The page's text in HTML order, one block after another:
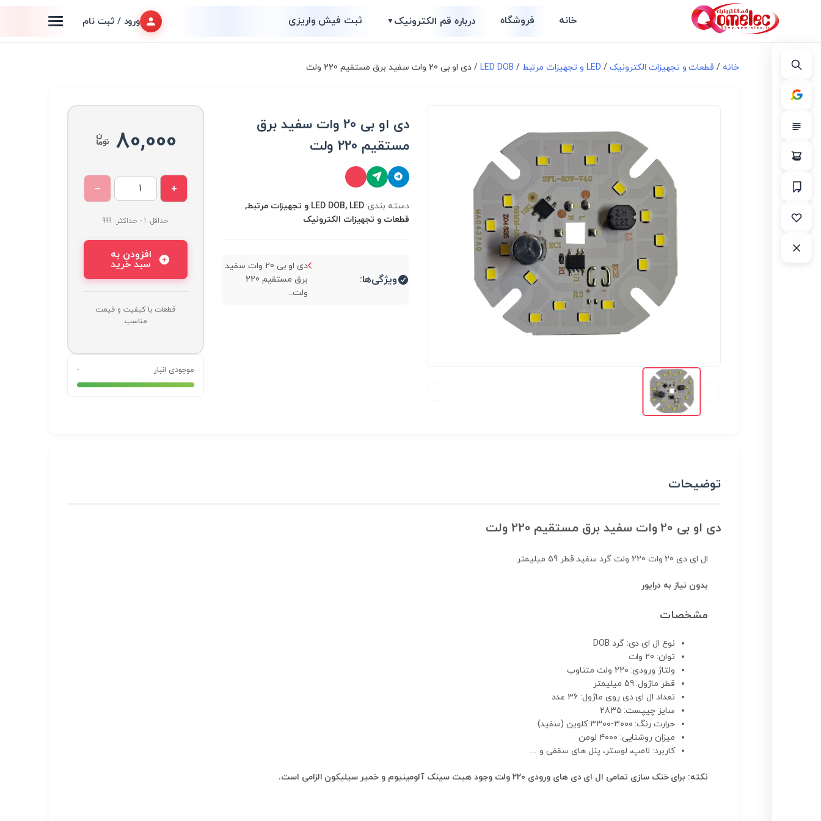
خانه فروشگاه درباره قم الکترونیک▼ ثبت فیش واریزی ورود / ثبت نام
خانه / قطعات و تجهیزات الکترونیک / LED و تجهیزات مرتبط /
LED DOB/ دی او بی 20 وات سفید برق مستقیم 220 ولت
دی او بی 20 وات سفید برق
مستقیم 220 ولت
دسته بندی:
LED DOB, LED و تجهیزات مرتبط,
قطعات و تجهیزات الکترونیک
ویژگی‌ها:
دی او بی 20 وات سفید
برق مستقیم 220
ولت...
80,000
+
−
حداقل: 1 - حداکثر: 999
افزودن به
سبد خرید
قطعات با کیفیت و قیمت
مناسب
موجودی انبار -
توضیحات
دی او بی 20 وات سفید برق مستقیم 220 ولت
ال ای دی 20 وات 220 ولت گرد سفید قطر 59 میلیمتر
بدون نیاز به درایور
مشخصات
نوع ال ای دی: گرد DOB
توان: 20 وات
ولتاژ ورودی: ۲۲۰ ولت متناوب
قطر ماژول: 59 میلیمتر
تعداد ال ای دی روی ماژول: ۳۶ عدد
سایز چیپست: ۲۸۳۵
حرارت رنگ: ۳۰۰۰-۳۳۰۰ کلوین (سفید)
میزان روشنایی: ۴۰۰۰ لومن
کاربرد: لامپ، لوستر، پنل های سقفی و …
نکته: برای خنک سازی تمامی ال ای دی های ورودی ۲۲۰ ولت وجود هیت سینک آلومینیوم و خمیر سیلیکون الزامی است.